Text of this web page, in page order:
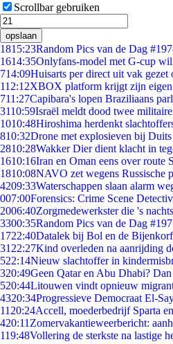
Scrollbar gebruiken
opslaan
1815:23Random Pics van de Dag
1614:35Onlyfans-model met G-cup
714:09Huisarts per direct uit vak
112:12XBOX platform krijgt zijn
711:27Capibara's lopen Braziliaans
3110:59Israël meldt dood twee
1010:48Hiroshima herdenkt
810:32Drone met explosieven bij
2810:28Wakker Dier dient klacht in
1610:16Iran en Oman eens over route
1810:08NAVO zet wegens Russische
4209:33Waterschappen slaan alarm
007:00Forensics: Crime Scene
2006:40Zorgmedewerkster die 's
3300:35Random Pics van de Dag
1722:40Datalek bij Bol en de
31 22:27Kind overleden na aanrijding
522:14Nieuw slachtoffer in
320:49Geen Qatar en Abu Dhabi?
520:44Litouwen vindt opnieuw
4320:34Progressieve Democraat El-
11 20:24Accell, moederbedrijf Sparta
420:11 Zomervakantieweerbericht:
119:48Vollering de sterkste na lastige